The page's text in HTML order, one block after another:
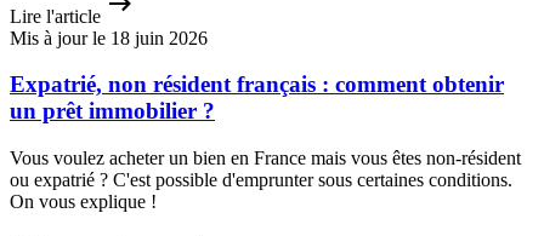
Lire l'article
Mis à jour le 18 juin 2026
Expatrié, non résident français : comment obtenir
un prêt immobilier ?
Vous voulez acheter un bien en France mais vous êtes non-résident
ou expatrié ? C'est possible d'emprunter sous certaines conditions.
On vous explique !